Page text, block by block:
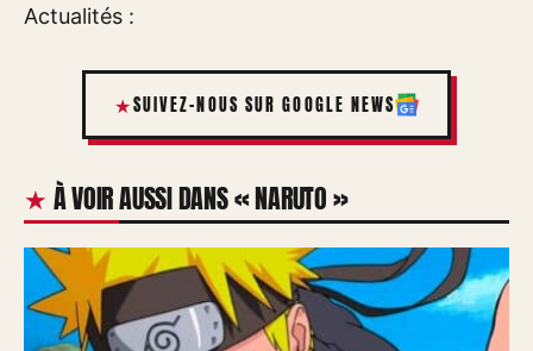
Actualités :
SUIVEZ-NOUS SUR GOOGLE NEWS
À VOIR AUSSI DANS « NARUTO »